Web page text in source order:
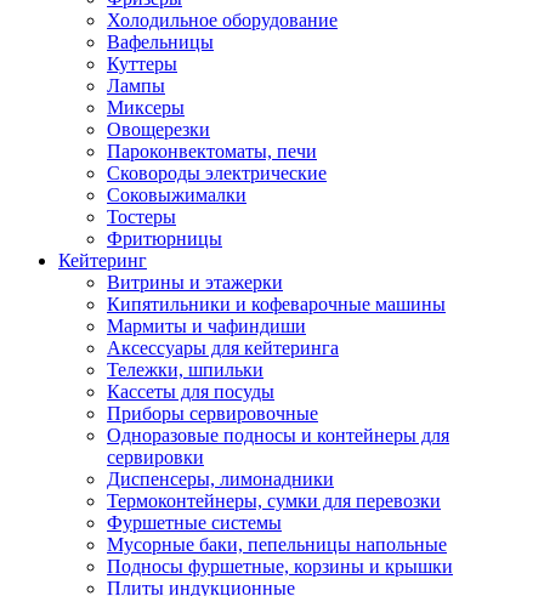
Холодильное оборудование
Вафельницы
Куттеры
Лампы
Миксеры
Овощерезки
Пароконвектоматы, печи
Сковороды электрические
Соковыжималки
Тостеры
Фритюрницы
Кейтеринг
Витрины и этажерки
Кипятильники и кофеварочные машины
Мармиты и чафиндиши
Аксессуары для кейтеринга
Тележки, шпильки
Кассеты для посуды
Приборы сервировочные
Одноразовые подносы и контейнеры для
сервировки
Диспенсеры, лимонадники
Термоконтейнеры, сумки для перевозки
Фуршетные системы
Мусорные баки, пепельницы напольные
Подносы фуршетные, корзины и крышки
Плиты индукционные